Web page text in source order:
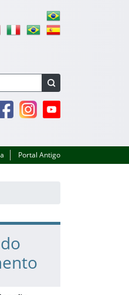
InstagramYoutube
Portal Antigo